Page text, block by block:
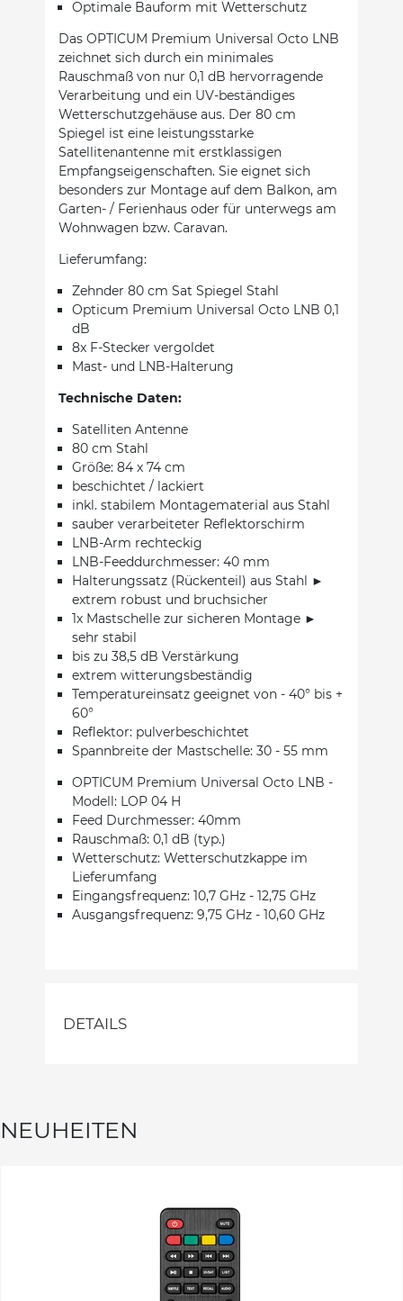
Optimale Bauform mit Wetterschutz
Das OPTICUM Premium Universal Octo LNB
zeichnet sich durch ein minimales
Rauschmaß von nur 0,1 dB hervorragende
Verarbeitung und ein UV-beständiges
Wetterschutzgehäuse aus. Der 80 cm
Spiegel ist eine leistungsstarke
Satellitenantenne mit erstklassigen
Empfangseigenschaften. Sie eignet sich
besonders zur Montage auf dem Balkon, am
Garten- / Ferienhaus oder für unterwegs am
Wohnwagen bzw. Caravan.
Lieferumfang:
Zehnder 80 cm Sat Spiegel Stahl
Opticum Premium Universal Octo LNB 0,1
dB
8x F-Stecker vergoldet
Mast- und LNB-Halterung
Technische Daten:
Satelliten Antenne
80 cm Stahl
Größe: 84 x 74 cm
beschichtet / lackiert
inkl. stabilem Montagematerial aus Stahl
sauber verarbeiteter Reflektorschirm
LNB-Arm rechteckig
LNB-Feeddurchmesser: 40 mm
Halterungssatz (Rückenteil) aus Stahl ►
extrem robust und bruchsicher
1x Mastschelle zur sicheren Montage ►
sehr stabil
bis zu 38,5 dB Verstärkung
extrem witterungsbeständig
Temperatureinsatz geeignet von - 40° bis +
60°
Reflektor: pulverbeschichtet
Spannbreite der Mastschelle: 30 - 55 mm
OPTICUM Premium Universal Octo LNB -
Modell: LOP 04 H
Feed Durchmesser: 40mm
Rauschmaß: 0,1 dB (typ.)
Wetterschutz: Wetterschutzkappe im
Lieferumfang
Eingangsfrequenz: 10,7 GHz - 12,75 GHz
Ausgangsfrequenz: 9,75 GHz - 10,60 GHz
DETAILS
NEUHEITEN